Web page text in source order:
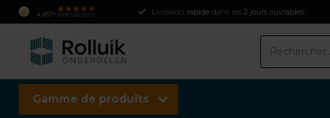
4.457+ évaluations Livraison rapide dans les 2 jours ouvrables
Gamme de produits